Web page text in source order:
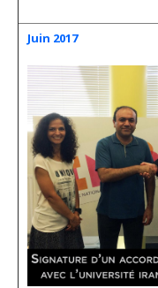
Juin 2017